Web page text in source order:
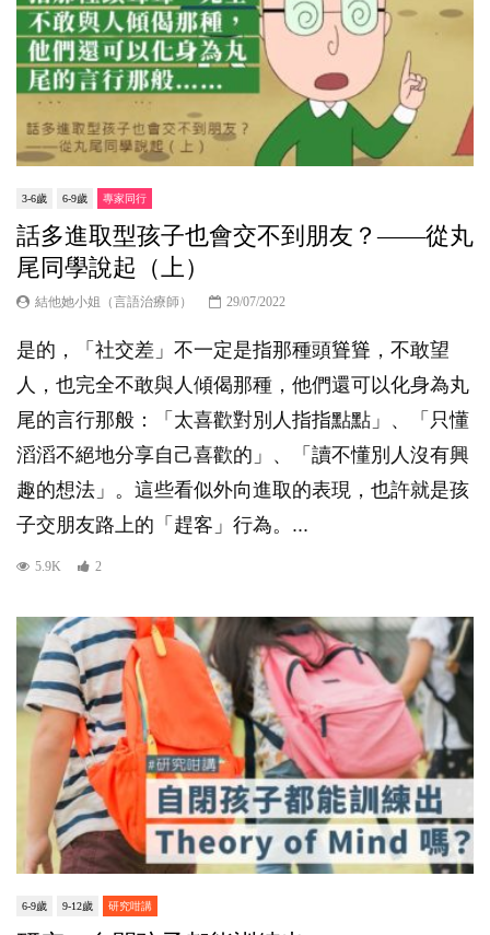
3-6歲 6-9歲 專家同行
話多進取型孩子也會交不到朋友？——從丸
尾同學說起（上）
結他她小姐（言語治療師） 29/07/2022
是的，「社交差」不一定是指那種頭聳聳，不敢望
人，也完全不敢與人傾偈那種，他們還可以化身為丸
尾的言行那般：「太喜歡對別人指指點點」、「只懂
滔滔不絕地分享自己喜歡的」、「讀不懂別人沒有興
趣的想法」。這些看似外向進取的表現，也許就是孩
子交朋友路上的「趕客」行為。...
5.9K 2
6-9歲 9-12歲 研究咁講